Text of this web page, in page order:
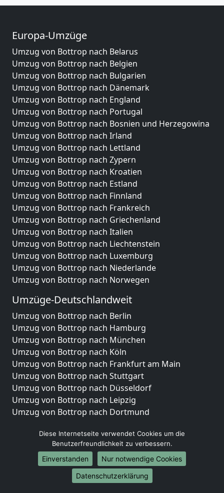
Europa-Umzüge
Umzug von Bottrop nach Belarus
Umzug von Bottrop nach Belgien
Umzug von Bottrop nach Bulgarien
Umzug von Bottrop nach Dänemark
Umzug von Bottrop nach England
Umzug von Bottrop nach Portugal
Umzug von Bottrop nach Bosnien und Herzegowina
Umzug von Bottrop nach Irland
Umzug von Bottrop nach Lettland
Umzug von Bottrop nach Zypern
Umzug von Bottrop nach Kroatien
Umzug von Bottrop nach Estland
Umzug von Bottrop nach Finnland
Umzug von Bottrop nach Frankreich
Umzug von Bottrop nach Griechenland
Umzug von Bottrop nach Italien
Umzug von Bottrop nach Liechtenstein
Umzug von Bottrop nach Luxemburg
Umzug von Bottrop nach Niederlande
Umzug von Bottrop nach Norwegen
Umzüge-Deutschlandweit
Umzug von Bottrop nach Berlin
Umzug von Bottrop nach Hamburg
Umzug von Bottrop nach München
Umzug von Bottrop nach Köln
Umzug von Bottrop nach Frankfurt am Main
Umzug von Bottrop nach Stuttgart
Umzug von Bottrop nach Düsseldorf
Umzug von Bottrop nach Leipzig
Umzug von Bottrop nach Dortmund
Umzug von Bottrop nach Bremen
Umzug von Bottrop nach Dresden
Umzug von Bottrop nach Hannover
Umzug von Bottrop nach Nürnberg
Umzug von Bottrop nach Duisburg
Diese Internetseite verwendet Cookies um die
Benutzerfreundlichkeit zu verbessern.
Einverstanden
Nur notwendige Cookies
Datenschutzerklärung